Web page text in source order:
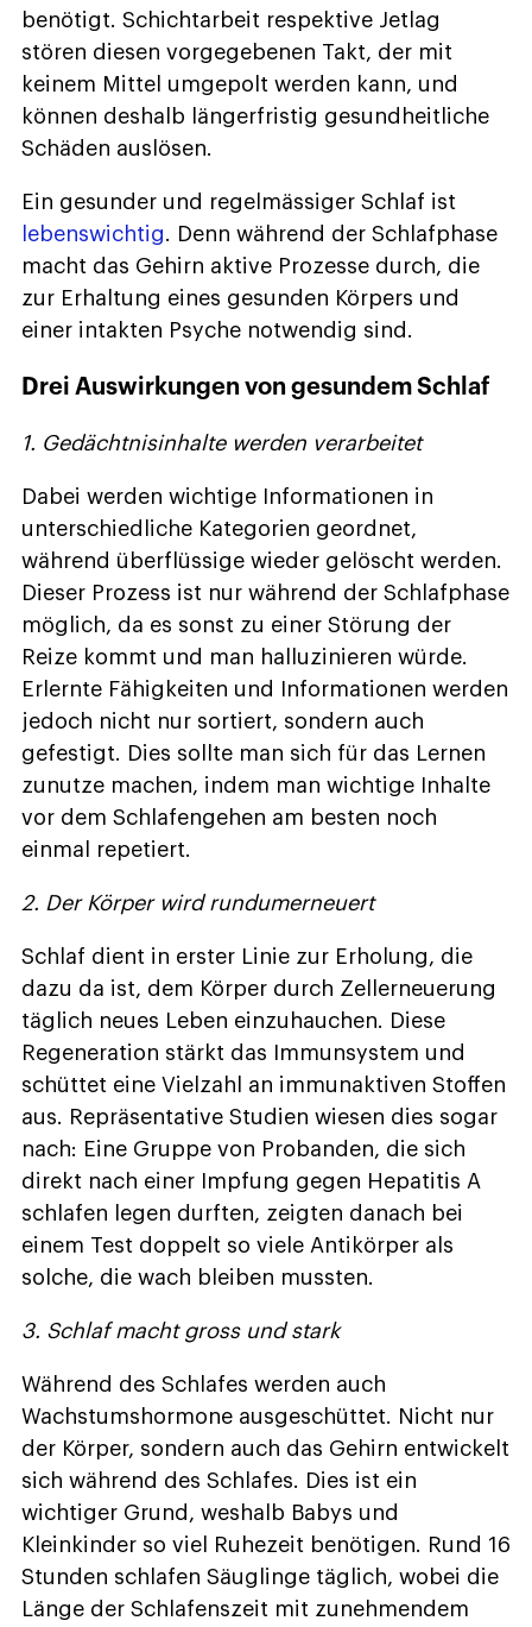
benötigt. Schichtarbeit respektive Jetlag
stören diesen vorgegebenen Takt, der mit
keinem Mittel umgepolt werden kann, und
können deshalb längerfristig gesundheitliche
Schäden auslösen.
Ein gesunder und regelmässiger Schlaf ist
lebenswichtig. Denn während der Schlafphase
macht das Gehirn aktive Prozesse durch, die
zur Erhaltung eines gesunden Körpers und
einer intakten Psyche notwendig sind.
Drei Auswirkungen von gesundem Schlaf
1. Gedächtnisinhalte werden verarbeitet
Dabei werden wichtige Informationen in
unterschiedliche Kategorien geordnet,
während überflüssige wieder gelöscht werden.
Dieser Prozess ist nur während der Schlafphase
möglich, da es sonst zu einer Störung der
Reize kommt und man halluzinieren würde.
Erlernte Fähigkeiten und Informationen werden
jedoch nicht nur sortiert, sondern auch
gefestigt. Dies sollte man sich für das Lernen
zunutze machen, indem man wichtige Inhalte
vor dem Schlafengehen am besten noch
einmal repetiert.
2. Der Körper wird rundumerneuert
Schlaf dient in erster Linie zur Erholung, die
dazu da ist, dem Körper durch Zellerneuerung
täglich neues Leben einzuhauchen. Diese
Regeneration stärkt das Immunsystem und
schüttet eine Vielzahl an immunaktiven Stoffen
aus. Repräsentative Studien wiesen dies sogar
nach: Eine Gruppe von Probanden, die sich
direkt nach einer Impfung gegen Hepatitis A
schlafen legen durften, zeigten danach bei
einem Test doppelt so viele Antikörper als
solche, die wach bleiben mussten.
3. Schlaf macht gross und stark
Während des Schlafes werden auch
Wachstumshormone ausgeschüttet. Nicht nur
der Körper, sondern auch das Gehirn entwickelt
sich während des Schlafes. Dies ist ein
wichtiger Grund, weshalb Babys und
Kleinkinder so viel Ruhezeit benötigen. Rund 16
Stunden schlafen Säuglinge täglich, wobei die
Länge der Schlafenszeit mit zunehmendem